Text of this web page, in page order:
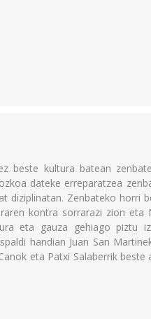
beste kultura batean
dateke erreparatzea
diziplinatan. Zenbateko horri
kontra sorrarazi zion eta
eta gauza gehiago piztu
handian Juan San
eta Patxi Salaberrik